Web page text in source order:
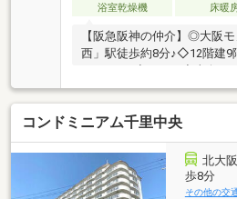
浴室乾燥機
床暖
【阪急阪神の仲介】◎大阪
西」駅徒歩約8分♪◇12階建9
り・通風良好♪◇浴室に窓有
ラマ♪◇キッチンにはディス
使いです♪◇ペット飼育可♪（
な設備■・食器洗乾燥機・デ
ャワー水栓・ビルトイン浄
（LD） ・ガス式浴室暖房
付）・浴槽（浴室サイズ
コンドミニアム千里中央
北大
歩8分
その他の交